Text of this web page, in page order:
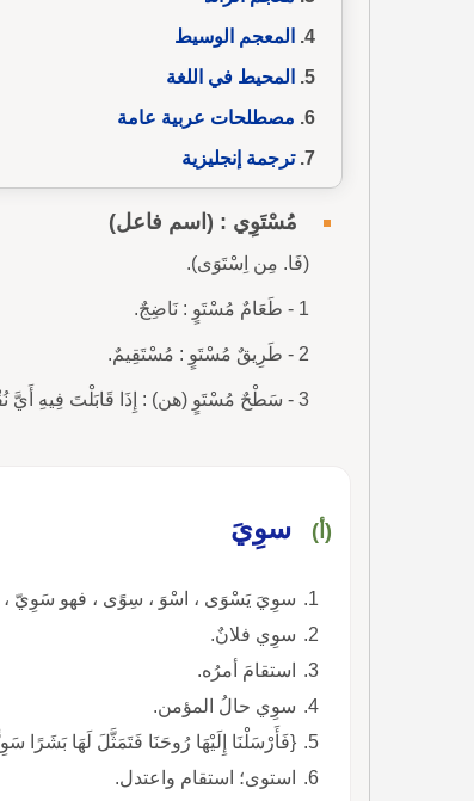
المعجم الوسيط
المحيط في اللغة
مصطلحات عربية عامة
ترجمة إنجليزية
مُسْتَوِي : (اسم فاعل)
(فَا. مِن اِسْتَوَى).
1 - طَعَامٌ مُسْتَوٍ : نَاضِجٌ.
2 - طَرِيقٌ مُسْتَوٍ : مُسْتَقِيمٌ.
3 - سَطْحٌ مُسْتَوٍ (هن) : إِذَا قَابَلْتَ فِيهِ أَيَّ نُقْطَتَيْنِ كَانَ الْمُسْتَقِيمُ الوَاصِلُ بَيْنَهُمَا مُنْطَبِقاً عَلَيْهِ.
(أ) سوِيَ
سوِيَ يَسْوَى ، اسْوَ ، سِوًى ، فهو سَوِيّ
سوِي فلانٌ.
استقامَ أمرُه.
سوِي حالُ المؤمن.
{فَأَرْسَلْنَا إِلَيْهَا رُوحَنَا فَتَمَثَّلَ لَهَا بَشَرًا
استوى؛ استقام واعتدل.